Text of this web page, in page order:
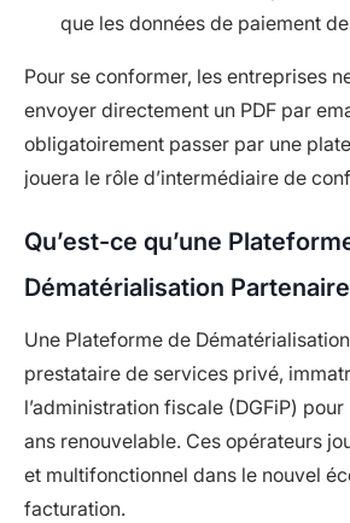
que les données de paiement
Pour se conformer, les entreprises
envoyer directement un PDF par
obligatoirement passer par une
jouera le rôle d’intermédiaire de
Qu’est-ce qu’une
Dématérialisation Partenaire
Une Plateforme de
prestataire de services privé,
l’administration fiscale (DGFiP)
ans renouvelable. Ces opérateurs
et multifonctionnel dans le nouvel
facturation.